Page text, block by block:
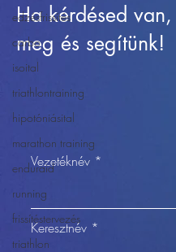
edzésfrissítés
carbo
isoital
triathlontraining
hipotóniásital
marathon training
enduraid
running
frissítéstervezés
triathlon
Ha kérdésed
meg és segítünk!
Vezetéknév
Keresztnév